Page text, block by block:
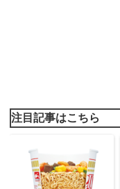
注目記事はこちら